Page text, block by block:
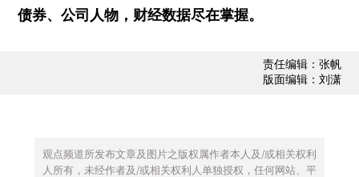
债券、公司人物，财经数据尽在掌握。
责任编辑：张帆
版面编辑：刘潇
观点频道所发布文章及图片之版权属作者本人及/或相关权利
人所有，未经作者及/或相关权利人单独授权，任何网站、平